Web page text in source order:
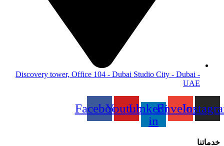
Discovery tower, Office 104 - Dubai Studio City - Dubai -
UAE
Envelope
Linkedin-
in
Youtube
Facebook
خدماتنا